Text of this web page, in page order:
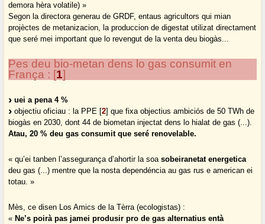
demora hèra volatile) »
Segon la directora generau de GRDF, entaus agricultors qui mian
projèctes de metanizacion, la produccion de digestat utilizat directament
que seré mei important que lo revengut de la venta deu biogàs...
Pes deu bio-metan dens lo gas consumit en
França : [1]
uei a pena 4 %
objectiu oficiau : la PPE [2] que fixa objectius ambiciós de 50 TWh de
biogàs en 2030, dont 44 de biometan injectat dens lo hialat de gas (...).
Atau, 20 % deu gas consumit que seré renovelable.
« qu’ei tanben l’assegurança d’ahortir la soasobeiranetat energetica
deu gas (...) mentre que la nosta dependéncia au gas rus e american ei
totau. »
Mès, ce disen Los Amics de la Tèrra (ecologistas) :
« Ne’s poirà pas jamei produsir pro de gas alternatius entà